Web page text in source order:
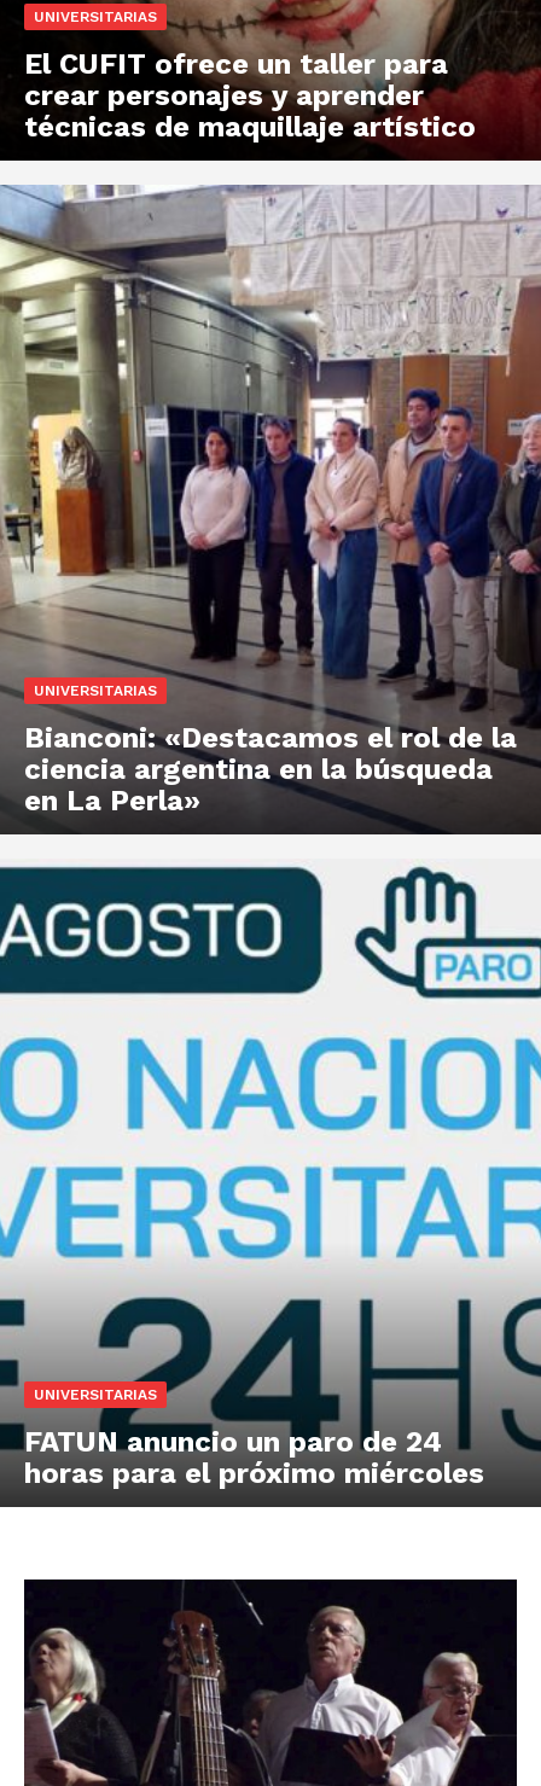
UNIVERSITARIAS
El CUFIT ofrece un taller para
crear personajes y aprender
técnicas de maquillaje artístico
UNIVERSITARIAS
Bianconi: «Destacamos el rol de la
ciencia argentina en la búsqueda
en La Perla»
UNIVERSITARIAS
FATUN anuncio un paro de 24
horas para el próximo miércoles